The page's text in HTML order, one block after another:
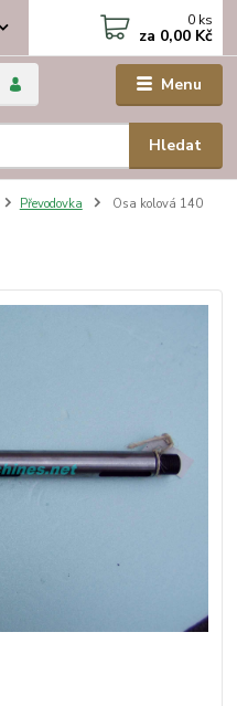
Menu
Hledat
0 ks
za 0,00 Kč
Převodovka Osa kolová 140